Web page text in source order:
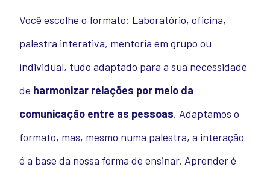
Você escolhe o formato: Laboratório, oficina,
palestra interativa, mentoria em grupo ou
individual, tudo adaptado para a sua necessidade
de harmonizar relações por meio da
comunicação entre as pessoas. Adaptamos o
formato, mas, mesmo numa palestra, a interação
é a base da nossa forma de ensinar. Aprender é